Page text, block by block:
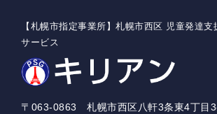
【札幌市指定事業所】札幌市西区 児童発達支
サービス
〒063-0863 札幌市西区八軒3条東4丁目